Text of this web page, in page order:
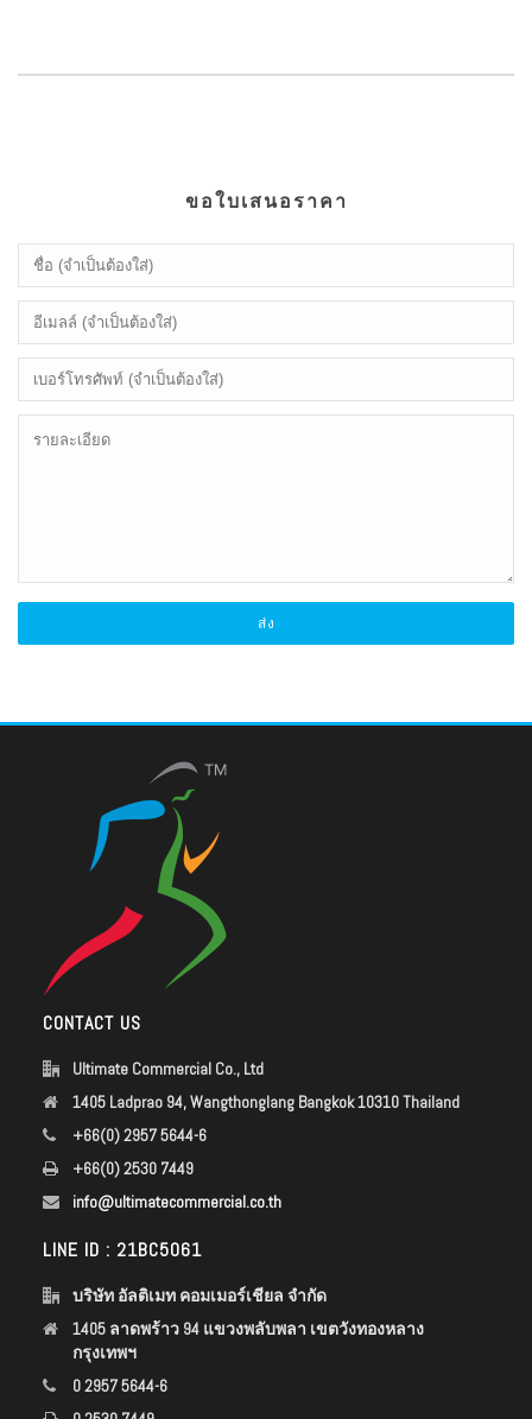
ขอใบเสนอราคา
CONTACT US
Ultimate Commercial Co., Ltd
1405 Ladprao 94, Wangthonglang Bangkok 10310 Thailand
+66(0) 2957 5644-6
+66(0) 2530 7449
info@ultimatecommercial.co.th
LINE ID : 21BC5061
บริษัท อัลติเมท คอมเมอร์เชียล จำกัด
1405 ลาดพร้าว 94 แขวงพลับพลา เขตวังทองหลาง
กรุงเทพฯ
0 2957 5644-6